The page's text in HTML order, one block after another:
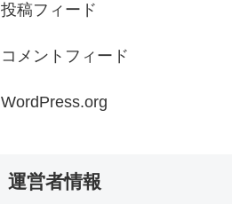
投稿フィード
コメントフィード
WordPress.org
運営者情報